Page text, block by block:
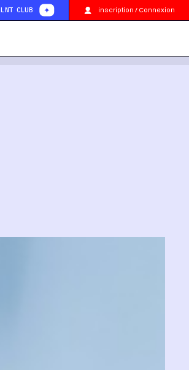
LNT CLUB inscription / Connexion